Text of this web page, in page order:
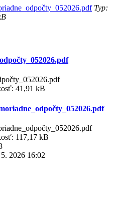
Typ:
41,91 kB
117,17 kB
2026 16:02